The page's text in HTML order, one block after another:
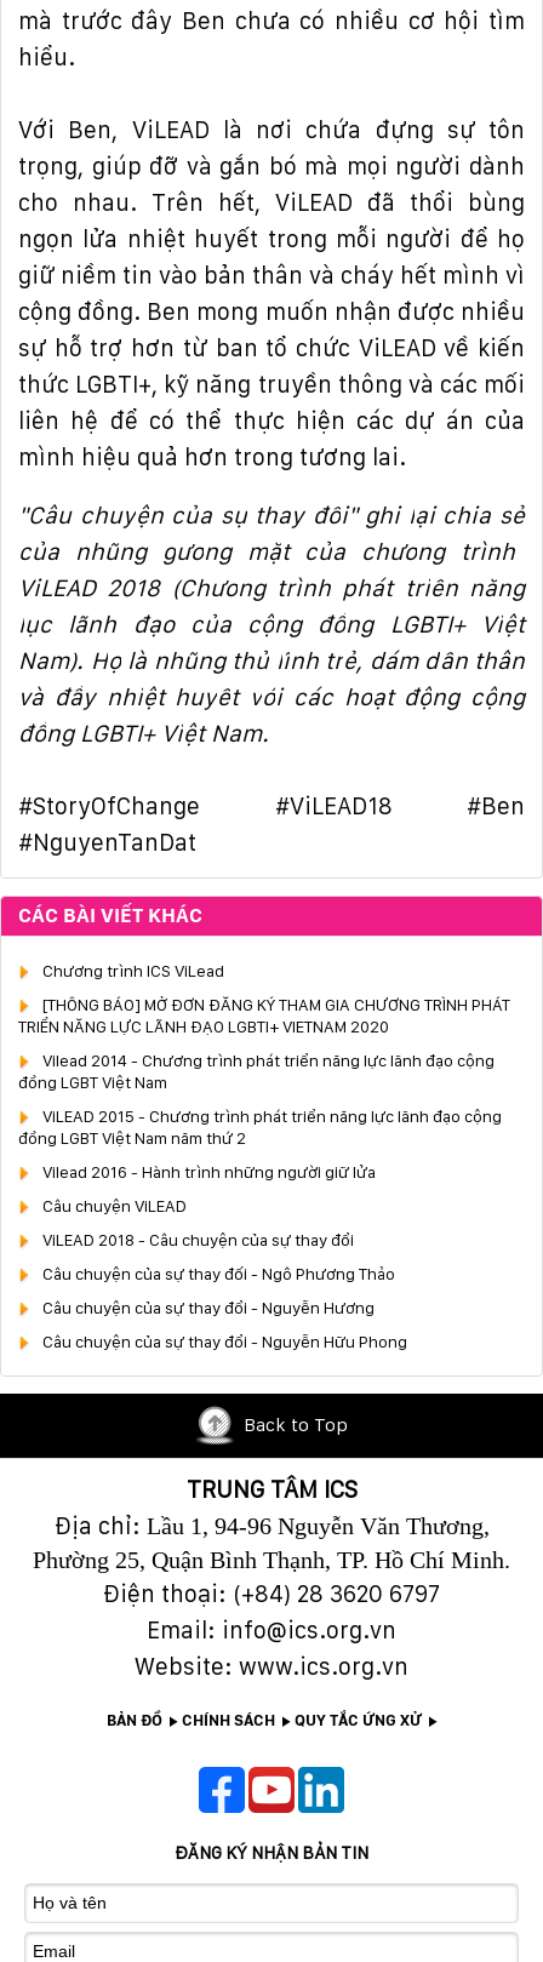
mà trước đây Ben chưa có nhiều cơ hội tìm
hiểu.
Với Ben, ViLEAD là nơi chứa đựng sựtôn
trọng, giúp đỡ và gắn bó mà mọi người dành
cho nhau. Trên hết, ViLEAD đã thổi bùng
ngọn lửa nhiệt huyết trong mỗi người để họ
giữ niềm tin vào bản thân và cháy hết mình vì
cộng đồng. Ben mong muốn nhận được nhiều
sự hỗ trợ hơn từban tổ chức ViLEAD về kiến
thức LGBTI+, kỹ năng truyền thông và các mối
liên hệ để có thể thực hiện các dự án của
mình hiệu quả hơn trong tương lai.
"Câu chuyện của sựthay đổi" ghi lại chia sẻ
của những gương mặt của chương trình
ViLEAD 2018 (Chương trình phát triển năng
lực lãnh đạo của cộng đồng LGBTI+ Việt
Nam). Họlà những thủ lĩnh trẻ, dám dấn thân
và đầy nhiệt huyết với các hoạt động cộng
đồng LGBTI+ Việt Nam.
#StoryOfChange #ViLEAD18 #Ben
#NguyenTanDat
CÁC BÀI VIẾT KHÁC
Chương trình ICS ViLead
[THÔNG BÁO] MỞ ĐƠN ĐĂNG KÝ THAM GIA CHƯƠNG TRÌNH PHÁT
TRIỂN NĂNG LỰC LÃNH ĐẠO LGBTI+ VIETNAM 2020
Vilead 2014 - Chương trình phát triển năng lực lãnh đạo cộng
đồng LGBT Việt Nam
ViLEAD 2015 - Chương trình phát triển năng lực lãnh đạo cộng
đồng LGBT Việt Nam năm thứ 2
Vilead 2016 - Hành trình những người giữ lửa
Câu chuyện ViLEAD
ViLEAD 2018 - Câu chuyện của sự thay đổi
Câu chuyện của sự thay đối - Ngô Phương Thảo
Câu chuyện của sự thay đổi - Nguyễn Hương
Câu chuyện của sự thay đổi - Nguyễn Hữu Phong
Back to Top
TRUNG TÂM ICS
Địa chỉ: Lầu 1, 94-96 Nguyễn Văn Thương,
Phường 25, Quận Bình Thạnh, TP. Hồ Chí Minh.
Điện thoại: (+84) 28 3620 6797
Email: info@ics.org.vn
Website: www.ics.org.vn
BẢN ĐỒ CHÍNH SÁCH QUY TẮC ỨNG XỬ
ĐĂNG KÝ NHẬN BẢN TIN